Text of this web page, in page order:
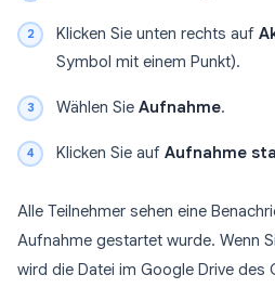
Klicken Sie unten rechts auf
Symbol mit einem Punkt).
Wählen Sie Aufnahme.
Klicken Sie auf Aufnahme
Alle Teilnehmer sehen eine
Aufnahme gestartet wurde. Wenn
wird die Datei im Google Drive des